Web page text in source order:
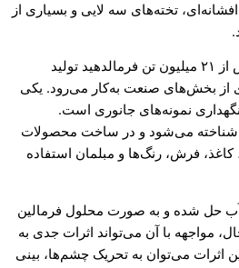
تخته‌های سه لایی و بسیاری از
در مقیاس جهانی، سالانه بیش از ۲۱ میلیون تن فرمالدهید تولید
از بخش‌های صنعت به‌کار می‌رود. یکی
نمونه‌های جانوری است.
شناخته می‌شود و در ساخت محصولات
فرش، رنگ‌ها و مبلمان استفاده
حل شده و به صورت محلول فرمالین
مواجهه با آن می‌تواند اثرات جدی به
اثرات می‌توان به تحریک چشم‌ها، بینی